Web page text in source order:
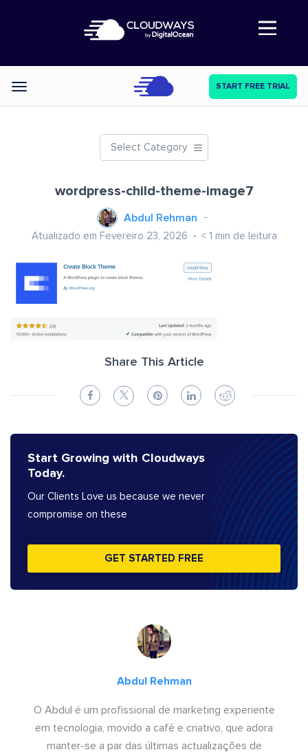
Abre a navegação
Categories START FREE TRIAL
Select Category
wordpress-child-theme-image7
Abdul Rehman
Atualizado em Fevereiro 23, 2026 < 1 min de leitura
Share This Article
Start Growing with Cloudways
Today.
Our Clients Love us because we never
compromise on these
GET STARTED FREE
Abdul Rehman
O Abdul é um profissional de marketing experiente
em tecnologia, movido a café e criativo, que adora
manter-se a par das últimas actualizações de